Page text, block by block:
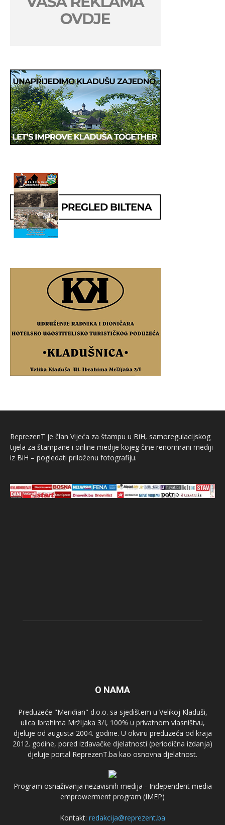
ReprezenT je član Vijeća za štampu u BiH, samoregulacijskog
tijela za štampane i online medije kojeg čine renomirani mediji
iz BiH – pogledati priloženu fotografiju.
O NAMA
Preduzeće "Meridian" d.o.o. sa sjedištem u Velikoj Kladuši,
ulica Ibrahima Mržljaka 3/I, 100% u privatnom vlasništvu,
djeluje od augusta 2004. godine. U okviru preduzeća od kraja
2012. godine, pored izdavačke djelatnosti (periodična izdanja)
djeluje portal ReprezenT.ba kao osnovna djelatnost.
Program osnaživanja nezavisnih medija - Independent media
emprowerment program (IMEP)
Kontakt: redakcija@reprezent.ba